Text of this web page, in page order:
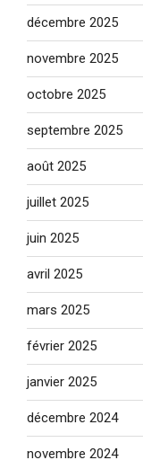
décembre 2025
novembre 2025
octobre 2025
septembre 2025
août 2025
juillet 2025
juin 2025
avril 2025
mars 2025
février 2025
janvier 2025
décembre 2024
novembre 2024